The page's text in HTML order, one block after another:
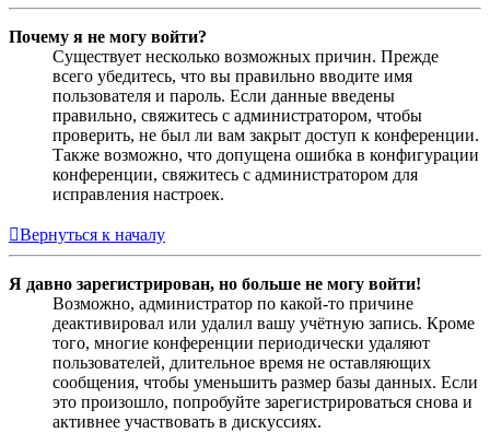
Почему я не могу войти?
Существует несколько возможных причин. Прежде
всего убедитесь, что вы правильно вводите имя
пользователя и пароль. Если данные введены
правильно, свяжитесь с администратором, чтобы
проверить, не был ли вам закрыт доступ к конференции.
Также возможно, что допущена ошибка в конфигурации
конференции, свяжитесь с администратором для
исправления настроек.
Вернуться к началу
Я давно зарегистрирован, но больше не могу войти!
Возможно, администратор по какой-то причине
деактивировал или удалил вашу учётную запись. Кроме
того, многие конференции периодически удаляют
пользователей, длительное время не оставляющих
сообщения, чтобы уменьшить размер базы данных. Если
это произошло, попробуйте зарегистрироваться снова и
активнее участвовать в дискуссиях.